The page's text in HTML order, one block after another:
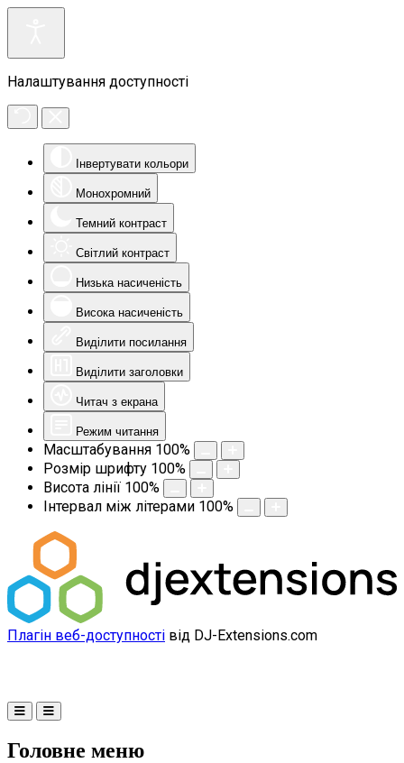
Налаштування доступності
Інвертувати кольори
Монохромний
Темний контраст
Світлий контраст
Низька насиченість
Висока насиченість
Виділити посилання
Виділити заголовки
Читач з екрана
Режим читання
Масштабування 100%
Розмір шрифту 100%
Висота лінії 100%
Інтервал між літерами 100%
Плагін веб-доступності від DJ-Extensions.com
Головне меню